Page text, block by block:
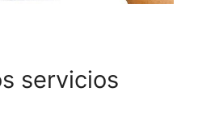
servicios